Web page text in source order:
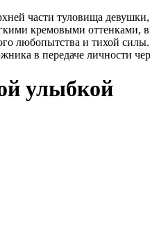
части туловища
кремовыми
любопытства и тихой
в передаче личности
улыбкой